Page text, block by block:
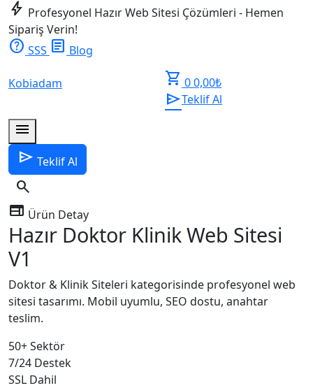
bolt Profesyonel Hazır Web Sitesi Çözümleri - Hemen
Sipariş Verin!
help SSS article Blog
Kobiadam shopping_cart 00,00₺
sendTeklif Al
menu
send Teklif Al
search
web Ürün Detay
Hazır Doktor Klinik Web Sitesi
V1
Doktor & Klinik Siteleri kategorisinde profesyonel web
sitesi tasarımı. Mobil uyumlu, SEO dostu, anahtar
teslim.
50+Sektör
7/24 Destek
SSL Dahil